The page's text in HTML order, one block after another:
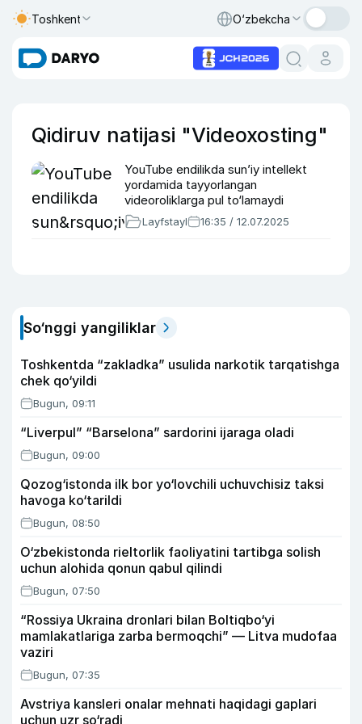
Toshkent O‘zbekcha
Qidiruv natijasi "Videoxosting"
YouTube endilikda sun’iy intellekt
yordamida tayyorlangan
videoroliklarga pul to‘lamaydi
Layfstayl 16:35 / 12.07.2025
So‘nggi yangiliklar
Toshkentda “zakladka” usulida narkotik tarqatishga
chek qo‘yildi
Bugun, 09:11
“Liverpul” “Barselona” sardorini ijaraga oladi
Bugun, 09:00
Qozog‘istonda ilk bor yo‘lovchili uchuvchisiz taksi
havoga ko‘tarildi
Bugun, 08:50
O‘zbekistonda rieltorlik faoliyatini tartibga solish
uchun alohida qonun qabul qilindi
Bugun, 07:50
“Rossiya Ukraina dronlari bilan Boltiqbo‘yi
mamlakatlariga zarba bermoqchi” — Litva mudofaa
vaziri
Bugun, 07:35
Avstriya kansleri onalar mehnati haqidagi gaplari
uchun uzr so‘radi